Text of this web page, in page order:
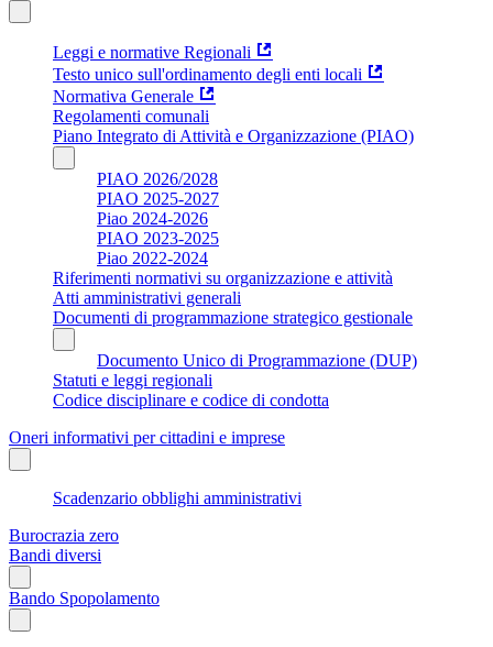
Leggi e normative Regionali
Testo unico sull'ordinamento degli enti locali
Normativa Generale
Regolamenti comunali
Piano Integrato di Attività e Organizzazione (PIAO)
PIAO 2026/2028
PIAO 2025-2027
Piao 2024-2026
PIAO 2023-2025
Piao 2022-2024
Riferimenti normativi su organizzazione e attività
Atti amministrativi generali
Documenti di programmazione strategico gestionale
Documento Unico di Programmazione (DUP)
Statuti e leggi regionali
Codice disciplinare e codice di condotta
Oneri informativi per cittadini e imprese
Scadenzario obblighi amministrativi
Burocrazia zero
Bandi diversi
Bando Spopolamento